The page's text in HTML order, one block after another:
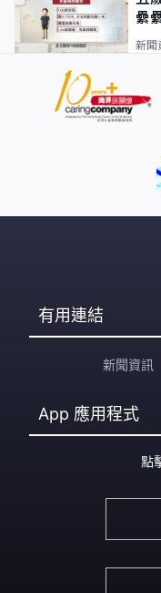
纍
類
新聞
有用連結
新聞資訊
App 應用程式
點